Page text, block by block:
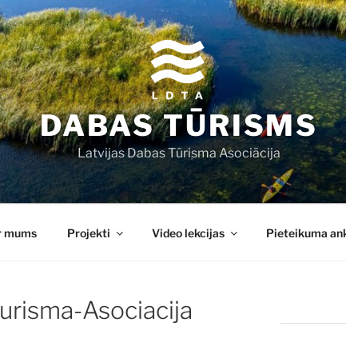
DABAS TŪRISMS
Latvijas Dabas Tūrisma Asociācija
mums Projekti Video lekcijas Pieteikuma
Asociacija